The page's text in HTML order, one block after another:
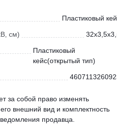
Пластиковый
см)
Пластиковый
кейс(открытый тип)
за собой право изменять
внешний вид и комплектность
продавца.